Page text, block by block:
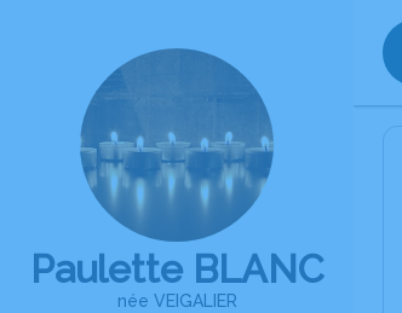
Paulette BLANC
née VEIGALIER